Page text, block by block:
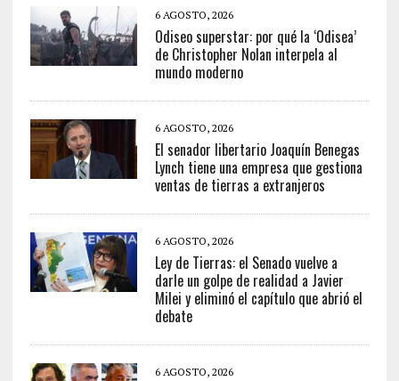
6 AGOSTO, 2026
Odiseo superstar: por qué la ‘Odisea’
de Christopher Nolan interpela al
mundo moderno
6 AGOSTO, 2026
El senador libertario Joaquín Benegas
Lynch tiene una empresa que gestiona
ventas de tierras a extranjeros
6 AGOSTO, 2026
Ley de Tierras: el Senado vuelve a
darle un golpe de realidad a Javier
Milei y eliminó el capítulo que abrió el
debate
6 AGOSTO, 2026